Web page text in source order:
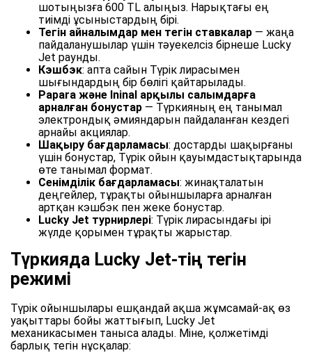
шотыңызға 600 TL алыңыз. Нарықтағы ең
тиімді ұсыныстардың бірі.
Тегін айналымдар мен тегін ставкалар — жаңа
пайдаланушылар үшін тәуекелсіз бірнеше Lucky
Jet раунды.
Кэшбэк: апта сайын Түрік лирасымен
шығындардың бір бөлігі қайтарылады.
Papara және Ininal арқылы салымдарға
арналған бонустар — Түркияның ең танымал
электрондық әмияндарын пайдаланған кездегі
арнайы акциялар.
Шақыру бағдарламасы: достарды шақырғаны
үшін бонустар, Түрік ойын қауымдастықтарында
өте танымал формат.
Сенімділік бағдарламасы: жинақталатын
деңгейлер, тұрақты ойыншыларға арналған
артқан кэшбэк пен жеке бонустар.
Lucky Jet турнирлері: Түрік лирасындағы ірі
жүлде қорымен тұрақты жарыстар.
Түркияда Lucky Jet-тің тегін
режимі
Түрік ойыншылары ешқандай ақша жұмсамай-ақ өз
уақыттары бойы жаттығып, Lucky Jet
механикасымен таныса алады. Міне, қолжетімді
барлық тегін нұсқалар: